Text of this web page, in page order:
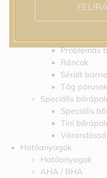
Problémás
Ráncok
Sérült
Tág pórusok
Speciális
Speciális
Tini
Hatóanyagok
Hatóanyagok
AHA / BHA